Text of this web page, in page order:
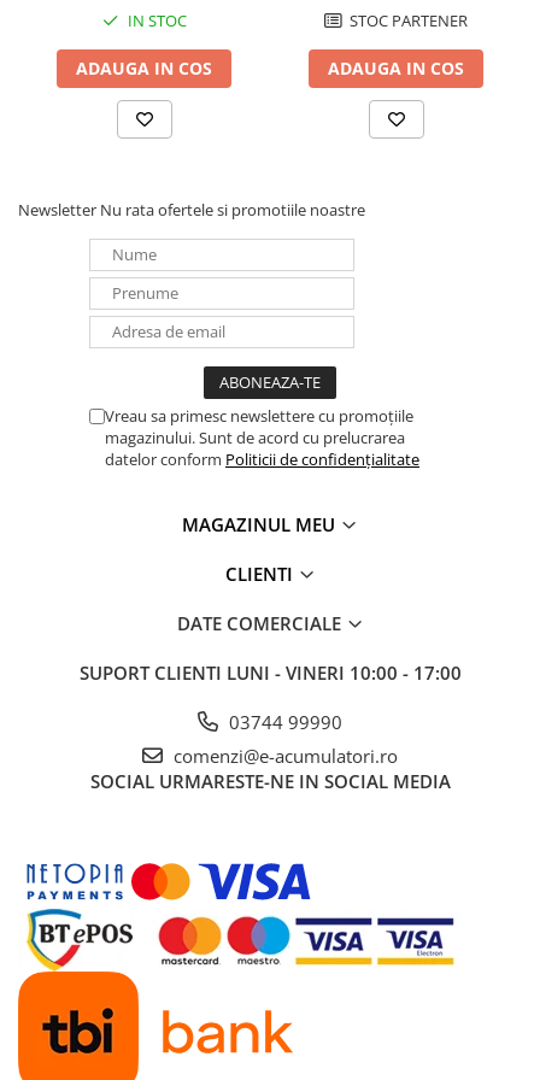
Panouri portabile
Racire/Incalzire
Statii energie portabile
Intrerupatoare si prize
Dulapuri pentru cablare
Tablouri electrice
Laptop & PC accesorii, baterii,
cabluri USB, prelungitoare USB
Cablu de date si Adaptoare
Invertoare
Statii de incarcare EV
IN STOC
ADAUGA IN COS
STOC PARTENER
ADAUGA IN COS
Newsletter Nu rata ofertele si promotiile noastre
Vreau sa primesc newslettere cu promoțiile
magazinului. Sunt de acord cu prelucrarea
datelor conform Politicii de confidențialitate
MAGAZINUL MEU
CLIENTI
DATE COMERCIALE
SUPORT CLIENTI LUNI - VINERI 10:00 - 17:00
03744 99990
comenzi@e-acumulatori.ro
SOCIAL URMARESTE-NE IN SOCIAL MEDIA